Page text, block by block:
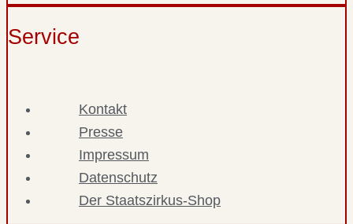
Service
Kontakt
Presse
Impressum
Datenschutz
Der Staatszirkus-Shop